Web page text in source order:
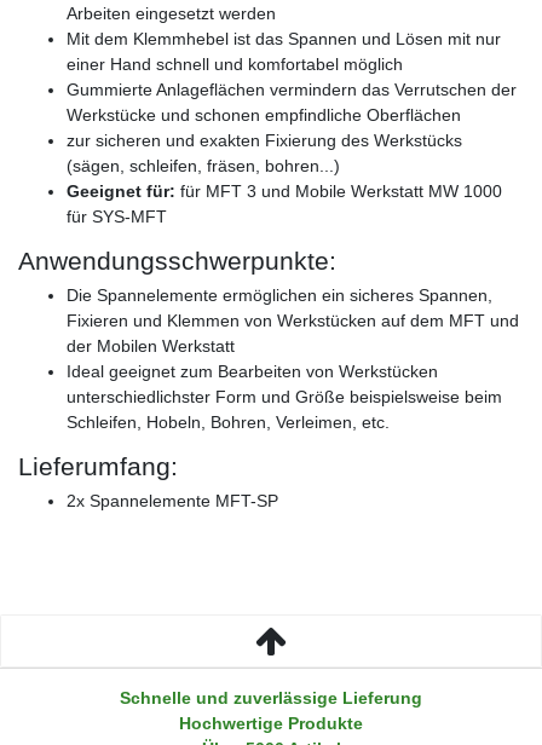
Arbeiten eingesetzt werden
Mit dem Klemmhebel ist das Spannen und Lösen mit nur
einer Hand schnell und komfortabel möglich
Gummierte Anlageflächen vermindern das Verrutschen der
Werkstücke und schonen empfindliche Oberflächen
zur sicheren und exakten Fixierung des Werkstücks
(sägen, schleifen, fräsen, bohren...)
Geeignet für: für MFT 3 und Mobile Werkstatt MW 1000
für SYS-MFT
Anwendungsschwerpunkte:
Die Spannelemente ermöglichen ein sicheres Spannen,
Fixieren und Klemmen von Werkstücken auf dem MFT und
der Mobilen Werkstatt
Ideal geeignet zum Bearbeiten von Werkstücken
unterschiedlichster Form und Größe beispielsweise beim
Schleifen, Hobeln, Bohren, Verleimen, etc.
Lieferumfang:
2x Spannelemente MFT-SP
Schnelle und zuverlässige Lieferung
Hochwertige Produkte